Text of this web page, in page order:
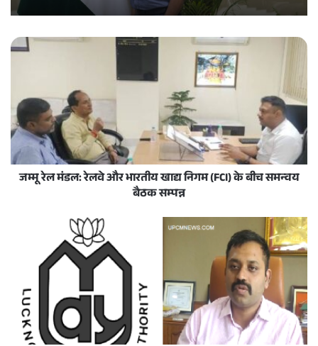
जम्मू रेल मंडल: रेलवे और भारतीय खाद्य निगम (FCI) के बीच समन्वय
बैठक सम्पन्न